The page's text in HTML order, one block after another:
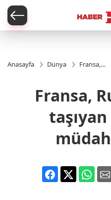
Anasayfa Dünya
Fransa,
taşıyan
tankere
etti
Fransa,